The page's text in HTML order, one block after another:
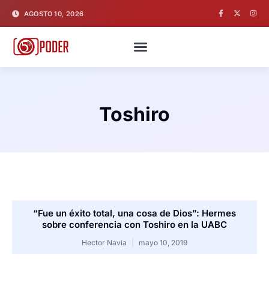
AGOSTO 10, 2026
Toshiro
“Fue un éxito total, una cosa de Dios”: Hermes
sobre conferencia con Toshiro en la UABC
Hector Navia mayo 10, 2019